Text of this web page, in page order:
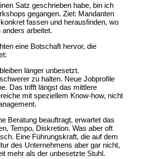
Satz geschrieben habe, bin ich
gegangen. Ziel: Mandanten
fassen und herausfinden, wo
arbeitet.
eine Botschaft hervor, die
länger unbesetzt.
zu halten. Neue Jobprofile
Das trifft längst das mittlere
mit speziellem Know-how, nicht
Beratung beauftragt, erwartet das
Tempo, Diskretion. Was aber oft
Eine Führungskraft, die auf dem
des Unternehmens aber gar nicht,
mehr als der unbesetzte Stuhl.